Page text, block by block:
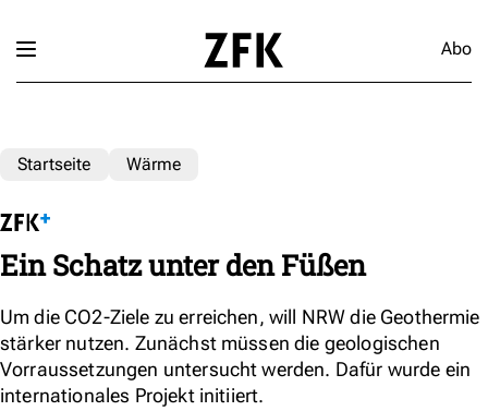
Abo
Startseite Wärme
Ein Schatz unter den Füßen
Um die CO2-Ziele zu erreichen, will NRW die Geothermie
stärker nutzen. Zunächst müssen die geologischen
Vorraussetzungen untersucht werden. Dafür wurde ein
internationales Projekt initiiert.